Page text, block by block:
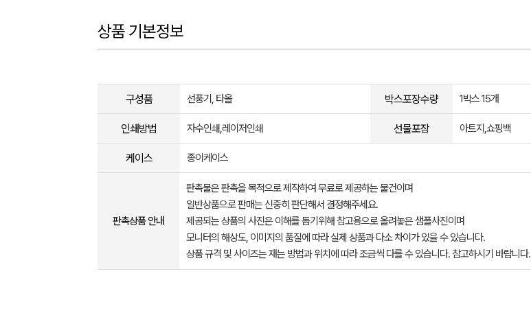
상품 기본정보
구성품 선풍기, 타올 박스포장수량 1박스 15개
인쇄방법 자수인쇄,레이저인쇄 선물포장 아트지,쇼핑백
케이스 종이케이스
판촉상품 안내
판촉물은 판촉을 목적으로 제작하여 무료로 제공하는 물건이며
일반상품으로 판매는 신중히 판단해서 결정해주세요.
제공되는 상품의 사진은 이해를 돕기위해 참고용으로 올려놓은 샘플사진이며
모니터의 해상도, 이미지의 품질에 따라 실제 상품과 다소 차이가 있을 수 있습니다.
상품 규격 및 사이즈는 재는 방법과 위치에 따라 조금씩 다를 수 있습니다. 참고하시기 바랍니다.